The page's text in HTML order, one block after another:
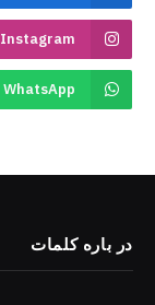
Instagram
WhatsApp
در باره کلمات